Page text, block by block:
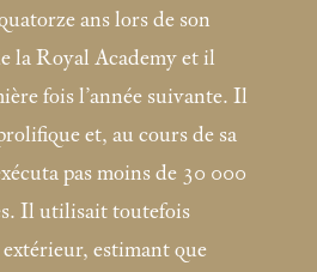
ans lors de son
la Royal Academy et il
fois l’année suivante. Il
et, au cours de sa
pas moins de 30 000
Il utilisait toutefois
estimant que